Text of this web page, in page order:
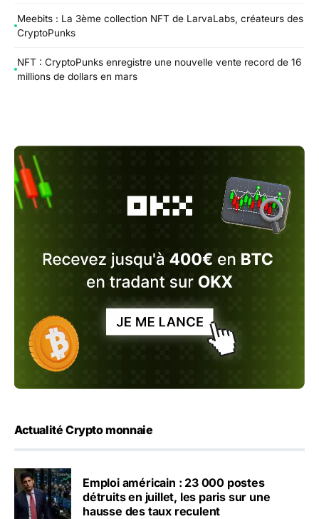
Meebits : La 3ème collection NFT de LarvaLabs, créateurs des
CryptoPunks
NFT : CryptoPunks enregistre une nouvelle vente record de 16
millions de dollars en mars
Actualité Crypto monnaie
Emploi américain : 23 000 postes
détruits en juillet, les paris sur une
hausse des taux reculent